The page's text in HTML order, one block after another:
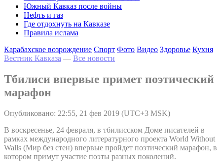
Южный Кавказ после войны
Нефть и газ
Где отдохнуть на Кавказе
Правила ислама
Карабахское возрождение Спорт Фото Видео Здоровье Кухня
Вестник Кавказа — Все новости
Тбилиси впервые примет поэтический
марафон
Опубликовано: 22:55, 21 фев 2019 (UTC+3 MSK)
В воскресенье, 24 февраля, в тбилисском Доме писателей в
рамках международного литературного проекта World Without
Walls (Мир без стен) впервые пройдет поэтический марафон, в
котором примут участие поэты разных поколений.